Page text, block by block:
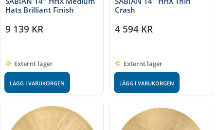
Hats Brilliant Finish
9 139 KR
Externt lager
LÄGG I VARUKORGEN
Crash
4 594 KR
Externt lager
LÄGG I VARUKORGEN